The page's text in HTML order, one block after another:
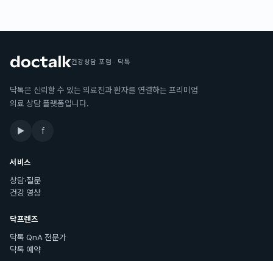
건강상담 포럼 · 닥톡
닥톡은 신뢰할 수 있는 의료진과 환자를 연결하는 프리미엄
의료 상담 플랫폼입니다.
▶ f
서비스
상담·질문
건강 영상
닥프렌즈
닥톡 QnA 전문가
닥톡 예약